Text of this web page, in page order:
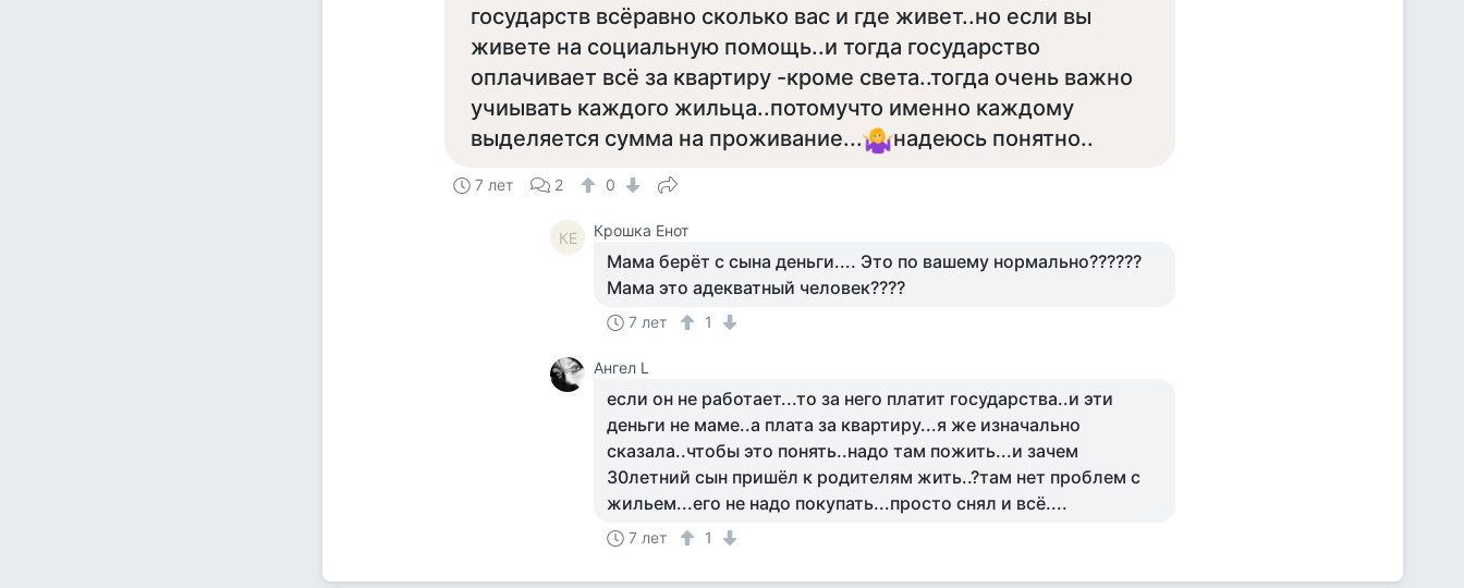
государств всёравно сколько вас и где живет..но если вы
живете на социальную помощь..и тогда государство
оплачивает всё за квартиру -кроме света..тогда очень важно
учиывать каждого жильца..потомучто именно каждому
выделяется сумма на проживание...
надеюсь понятно..
7 лет 2 0
КЕ Крошка Енот
Мама берёт с сына деньги.... Это по вашему нормально??????
Мама это адекватный человек????
7 лет 1
Ангел L
если он не работает...то за него платит государства..и эти
деньги не маме..а плата за квартиру...я же изначально
сказала..чтобы это понять..надо там пожить...и зачем
30летний сын пришёл к родителям жить..?там нет проблем с
жильем...его не надо покупать...просто снял и всё....
7 лет 1